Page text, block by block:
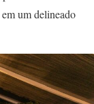
um delineado